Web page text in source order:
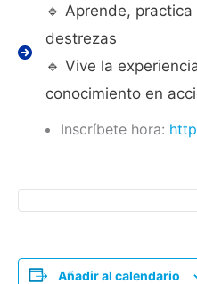
🔹 Aprende,
destrezas
🔹 Vive la
conocimiento en
Inscríbete hora:
Añadir al calendario